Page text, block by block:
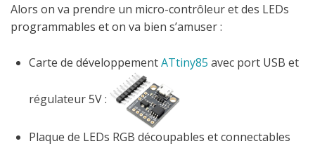
Alors on va prendre un micro-contrôleur et des LEDs
programmables et on va bien s’amuser :
Carte de développementATtiny85 avec port USB et
régulateur 5V :
Plaque de LEDs RGB découpables et connectables